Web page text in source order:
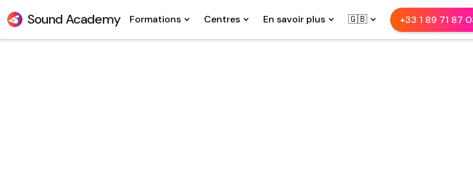
Sound Academy Formations Centres En savoir plus 🇬🇧 +33 1 89 71 87